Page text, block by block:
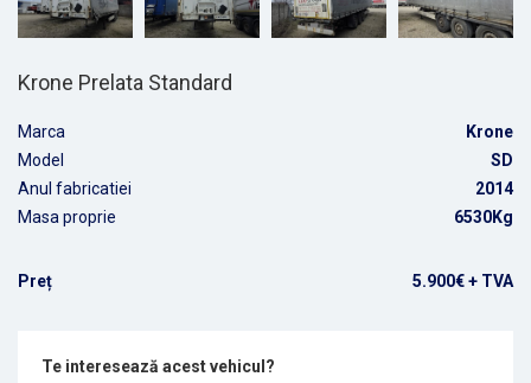
Krone Prelata Standard
Marca
Krone
Model
SD
Anul fabricatiei
2014
Masa proprie
6530Kg
Preț 5.900€ + TVA
Te interesează acest vehicul?